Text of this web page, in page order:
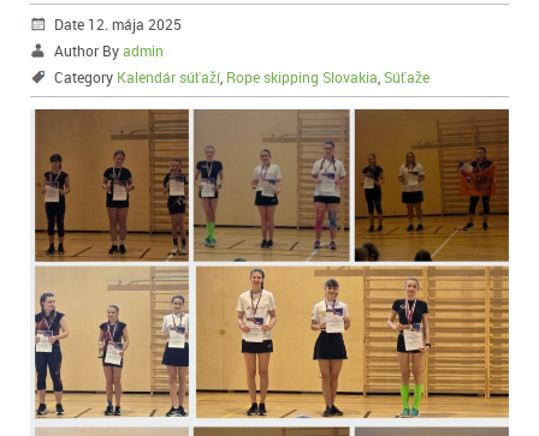
Date 12. mája 2025
Author Byadmin
Category Kalendár súťaží Rope skipping Slovakia Súťaže